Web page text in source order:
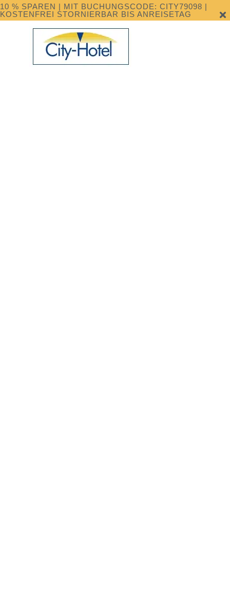
10 % SPAREN | MIT BUCHUNGSCODE: CITY79098 |
KOSTENFREI STORNIERBAR BIS ANREISETAG
DAS
CITY HOTEL
FREIBURG